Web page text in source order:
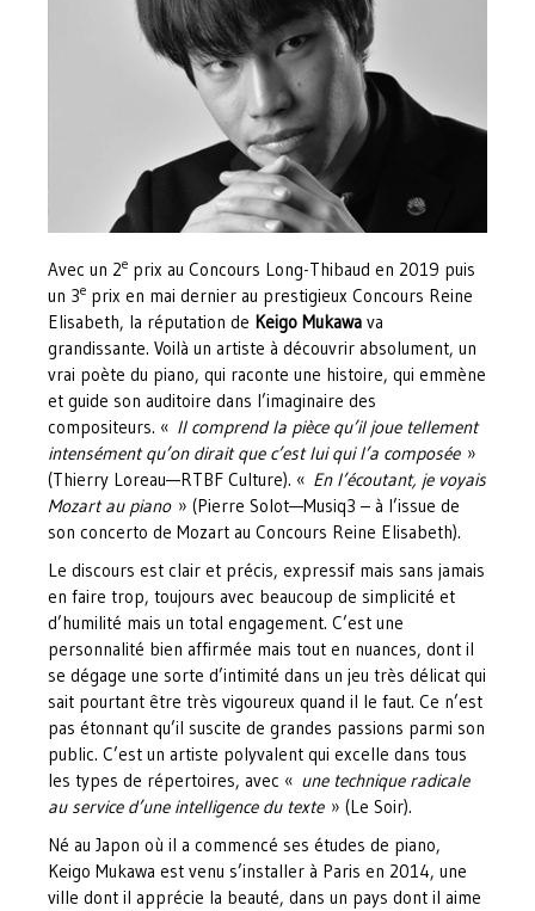
Avec un 2e prix au Concours Long-Thibaud en 2019 puis
un 3e prix en mai dernier au prestigieux Concours Reine
Elisabeth, la réputation de Keigo Mukawa va
grandissante. Voilà un artiste à découvrir absolument, un
vrai poète du piano, qui raconte une histoire, qui emmène
et guide son auditoire dans l’imaginaire des
compositeurs. « Il comprend la pièce qu’il joue tellement
intensément qu’on dirait que c’est lui qui l’a composée»
(Thierry Loreau—RTBF Culture). « En l’écoutant, je voyais
Mozart au piano» (Pierre Solot—Musiq3 – à l’issue de
son concerto de Mozart au Concours Reine Elisabeth).
Le discours est clair et précis, expressif mais sans jamais
en faire trop, toujours avec beaucoup de simplicité et
d’humilité mais un total engagement. C’est une
personnalité bien affirmée mais tout en nuances, dont il
se dégage une sorte d’intimité dans un jeu très délicat qui
sait pourtant être très vigoureux quand il le faut. Ce n’est
pas étonnant qu’il suscite de grandes passions parmi son
public. C’est un artiste polyvalent qui excelle dans tous
les types de répertoires, avec « une technique radicale
au service d’une intelligence du texte» (Le Soir).
Né au Japon où il a commencé ses études de piano,
Keigo Mukawa est venu s’installer à Paris en 2014, une
ville dont il apprécie la beauté, dans un pays dont il aime